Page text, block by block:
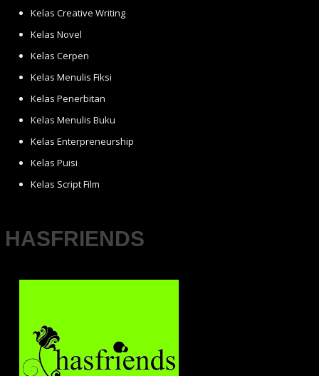
Kelas Creative Writing
Kelas Novel
Kelas Cerpen
Kelas Menulis Fiksi
Kelas Penerbitan
Kelas Menulis Buku
Kelas Enterpreneurship
Kelas Puisi
Kelas Script Film
HASFRIENDS